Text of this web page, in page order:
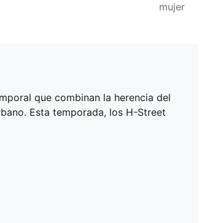
mujer
que combinan la herencia del
Esta temporada, los H-Street